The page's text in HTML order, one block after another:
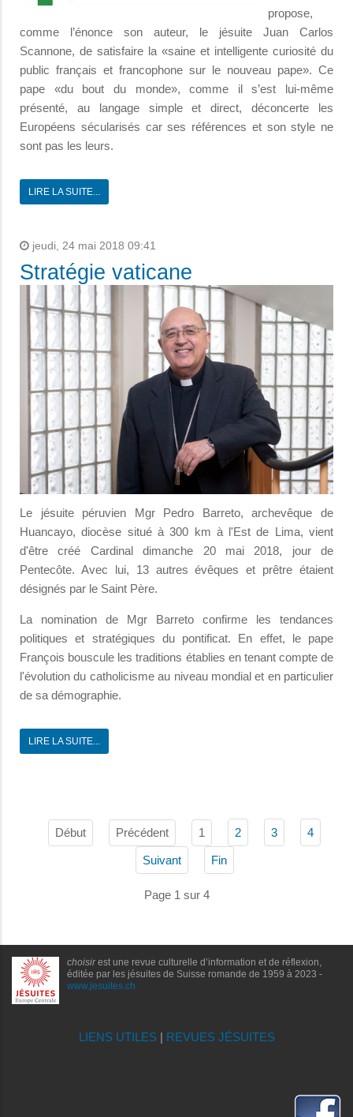
propose,
comme l’énonce son auteur, le jésuite Juan Carlos
Scannone, de satisfaire la «saine et intelligente curiosité du
public français et francophone sur le nouveau pape». Ce
pape «du bout du monde», comme il s’est lui-même
présenté, au langage simple et direct, déconcerte les
Européens sécularisés car ses références et son style ne
sont pas les leurs.
LIRE LA SUITE...
jeudi, 24 mai 2018 09:41
Stratégie vaticane
Le jésuite péruvien Mgr Pedro Barreto, archevêque de
Huancayo, diocèse situé à 300 km à l'Est de Lima, vient
d'être créé Cardinal dimanche 20 mai 2018, jour de
Pentecôte. Avec lui, 13 autres évêques et prêtre étaient
désignés par le Saint Père.
La nomination de Mgr Barreto confirme les tendances
politiques et stratégiques du pontificat. En effet, le pape
François bouscule les traditions établies en tenant compte de
l'évolution du catholicisme au niveau mondial et en particulier
de sa démographie.
LIRE LA SUITE...
Début Précédent 1 2 3 4
Suivant Fin
Page 1 sur 4
choisirest une revue culturelle d’information et de réflexion,
éditée par les jésuites de Suisse romande de 1959 à 2023 -
www.jesuites.ch
LIENS UTILES| REVUES JÉSUITES